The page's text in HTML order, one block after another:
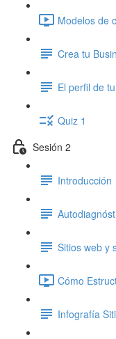
Modelos de
Crea tu
El perfil de
Quiz 1
Sesión 2
Introducción
Sitios web y
Cómo
Infografía